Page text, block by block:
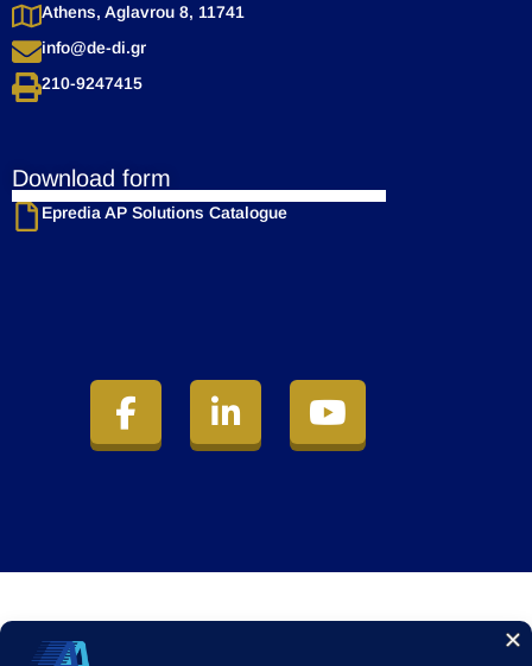
Athens, Aglavrou 8, 11741
info@de-di.gr
210-9247415
Download form
Epredia AP Solutions Catalogue